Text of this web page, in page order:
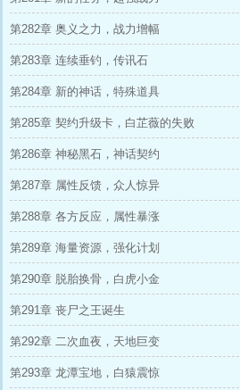
第282章 奥义之力，战力增幅
第283章 连续垂钓，传讯石
第284章 新的神话，特殊道具
第285章 契约升级卡，白芷薇的失败
第286章 神秘黑石，神话契约
第287章 属性反馈，众人惊异
第288章 各方反应，属性暴涨
第289章 海量资源，强化计划
第290章 脱胎换骨，白虎小金
第291章 丧尸之王诞生
第292章 二次血夜，天地巨变
第293章 龙潭宝地，白猿震惊